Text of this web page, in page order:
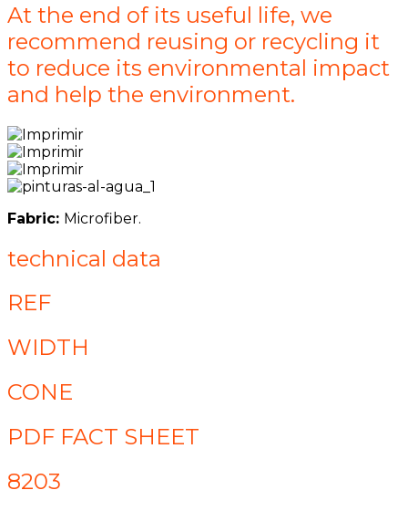
At the end of its useful life, we
recommend reusing or recycling it
to reduce its environmental impact
and help the environment.
Fabric: Microfiber.
technical data
REF
WIDTH
CONE
PDF FACT SHEET
8203